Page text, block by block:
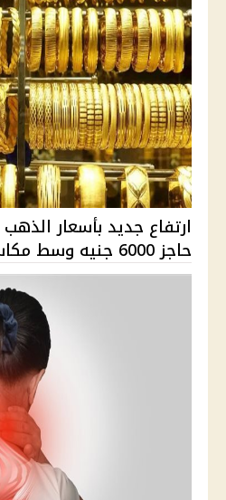
حاجز 6000 جنيه وسط مكاسب ع...